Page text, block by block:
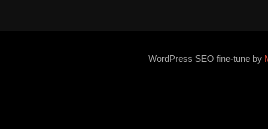
WordPress SEO fine-tune by